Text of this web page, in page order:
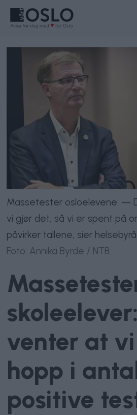
Massetester osloelevene: —
vi gjør det, så vi er spent på
påvirker tallene, sier
Foto: Annika Byrde / NTB
venter at
hopp i
positive